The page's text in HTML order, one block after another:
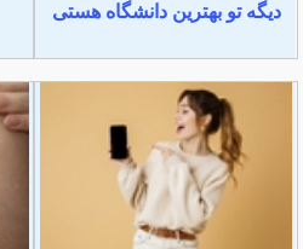
دیگه تو بهترین دانشگاه هستی